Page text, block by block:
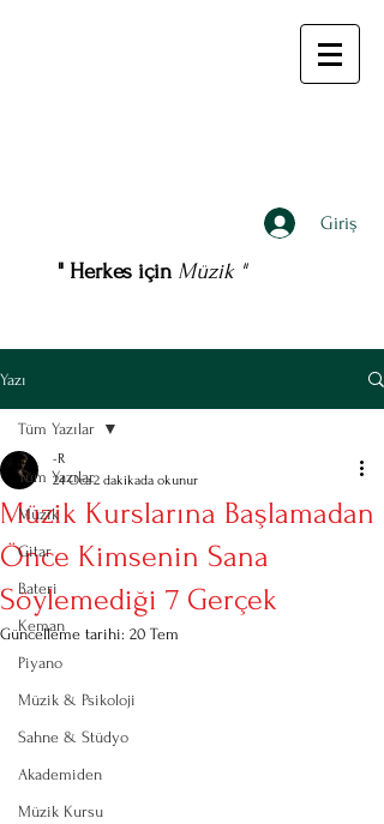
Giriş
" Herkes için Müzik "
Yazı
Tüm Yazılar
Müzik
Gitar
Bateri
Keman
Piyano
Müzik & Psikoloji
Sahne & Stüdyo
Akademiden
Müzik Kursu
Tüm Yazılar
Müzik Kurslarına Başlamadan
Önce Kimsenin Sana
Söylemediği 7 Gerçek
-R
24 Oca2 dakikada okunur
Güncelleme tarihi: 20 Tem